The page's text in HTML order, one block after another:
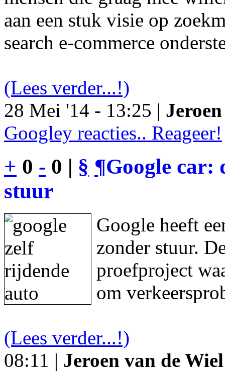
aan een stuk visie op
search e-commerce
(Lees verder...!)
28 Mei '14 - 13:25 |
Googley reacties.. Reageer!
+ 0 - 0 | § ¶Google car:
stuur
Google heeft
zonder stuur.
proefproject
om
(Lees verder...!)
08:11 | Jeroen van de Wiel